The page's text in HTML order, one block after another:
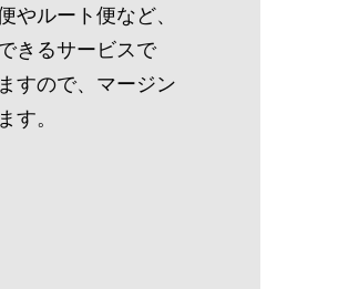
ルート便など、
きるサービスで
すので、マージン
。